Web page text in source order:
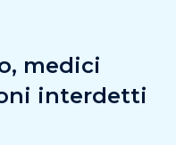
medici
interdetti